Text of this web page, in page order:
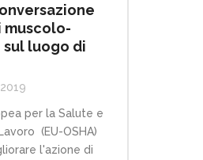
muscolo-
luogo di
per la Salute e
(EU-OSHA)
l'azione di